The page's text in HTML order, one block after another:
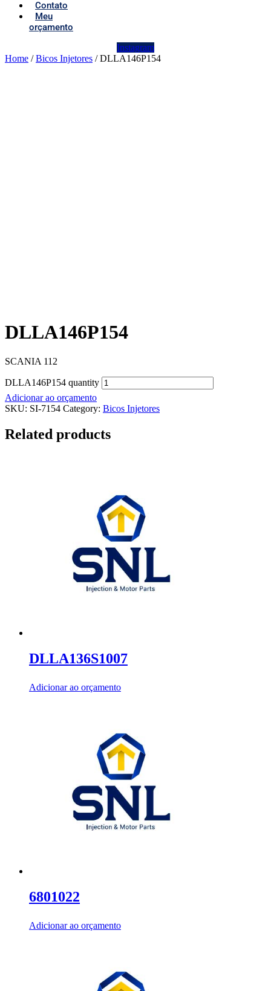
Contato
Meu
orçamento
Instagram
Home /Bicos Injetores / DLLA146P154
DLLA146P154
SCANIA 112
DLLA146P154 quantity
Adicionar ao orçamento
SKU: SI-7154 Category: Bicos Injetores
Related products
DLLA136S1007
Adicionar ao orçamento
6801022
Adicionar ao orçamento